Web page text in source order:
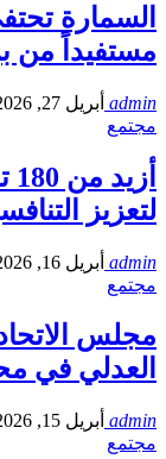
مستفيداً من
admin أبريل 27, 2026
مجتمع
لتعزيز
admin أبريل 16, 2026
مجتمع
مجلس
العدلي في
admin أبريل 15, 2026
مجتمع